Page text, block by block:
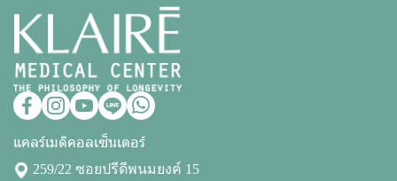
แคลร์เมดิคอลเซ็นเตอร์
259/22 ซอยปรีดีพนมยงค์ 15